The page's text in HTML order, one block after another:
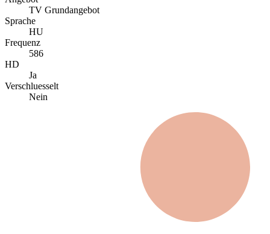
TV Grundangebot
Sprache
HU
Frequenz
586
HD
Ja
Verschluesselt
Nein